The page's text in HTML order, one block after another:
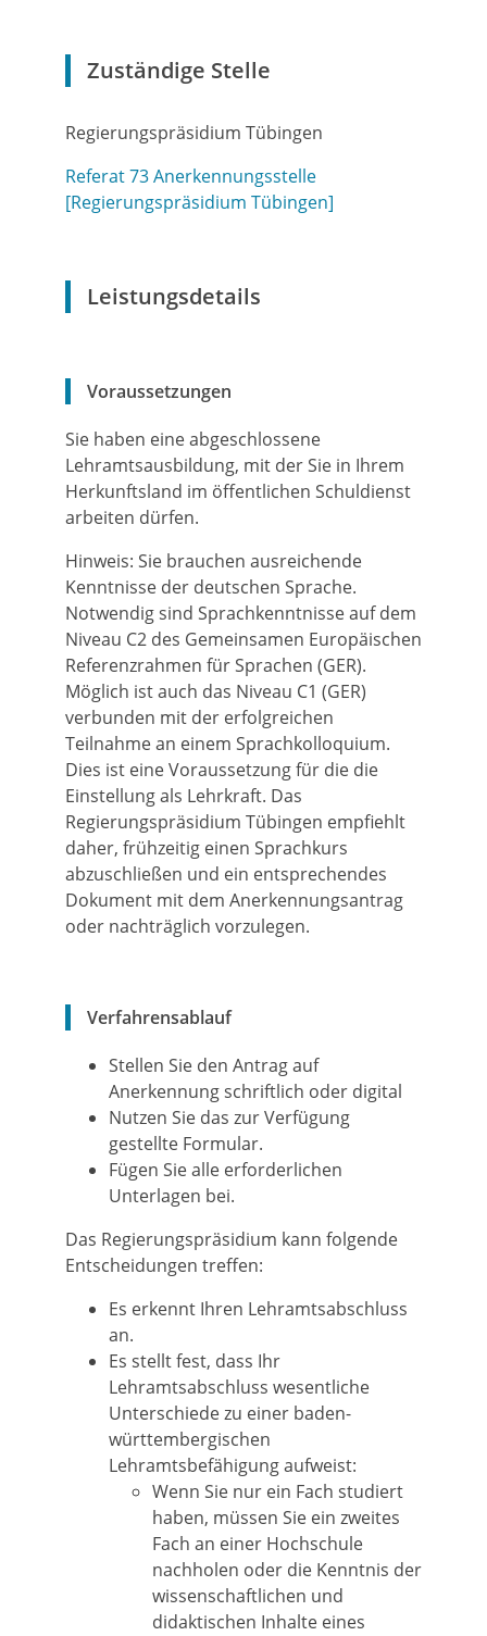
Zuständige Stelle
Regierungspräsidium Tübingen
Referat 73 Anerkennungsstelle
[Regierungspräsidium Tübingen]
Leistungsdetails
Voraussetzungen
Sie haben eine abgeschlossene
Lehramtsausbildung, mit der Sie in Ihrem
Herkunftsland im öffentlichen Schuldienst
arbeiten dürfen.
Hinweis: Sie brauchen ausreichende
Kenntnisse der deutschen Sprache.
Notwendig sind Sprachkenntnisse auf dem
Niveau C2 des Gemeinsamen Europäischen
Referenzrahmen für Sprachen (GER).
Möglich ist auch das Niveau C1 (GER)
verbunden mit der erfolgreichen
Teilnahme an einem Sprachkolloquium.
Dies ist eine Voraussetzung für die die
Einstellung als Lehrkraft. Das
Regierungspräsidium Tübingen empfiehlt
daher, frühzeitig einen Sprachkurs
abzuschließen und ein entsprechendes
Dokument mit dem Anerkennungsantrag
oder nachträglich vorzulegen.
Verfahrensablauf
Stellen Sie den Antrag auf
Anerkennung schriftlich oder digital
Nutzen Sie das zur Verfügung
gestellte Formular.
Fügen Sie alle erforderlichen
Unterlagen bei.
Das Regierungspräsidium kann folgende
Entscheidungen treffen:
Es erkennt Ihren Lehramtsabschluss
an.
Es stellt fest, dass Ihr
Lehramtsabschluss wesentliche
Unterschiede zu einer baden-
württembergischen
Lehramtsbefähigung aufweist:
Wenn Sie nur ein Fach studiert
haben, müssen Sie ein zweites
Fach an einer Hochschule
nachholen oder die Kenntnis der
wissenschaftlichen und
didaktischen Inhalte eines